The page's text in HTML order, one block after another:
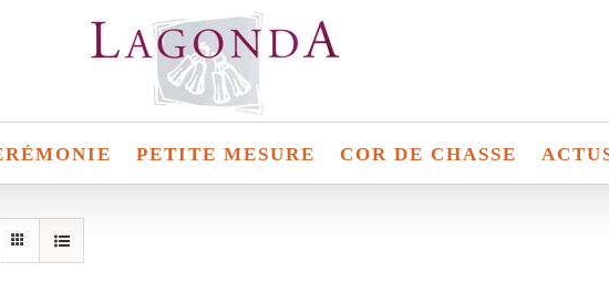
PETITE MESURE COR DE CHASSE